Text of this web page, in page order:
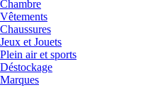
Chambre
Vêtements
Chaussures
Jeux et Jouets
Plein air et sports
Déstockage
Marques